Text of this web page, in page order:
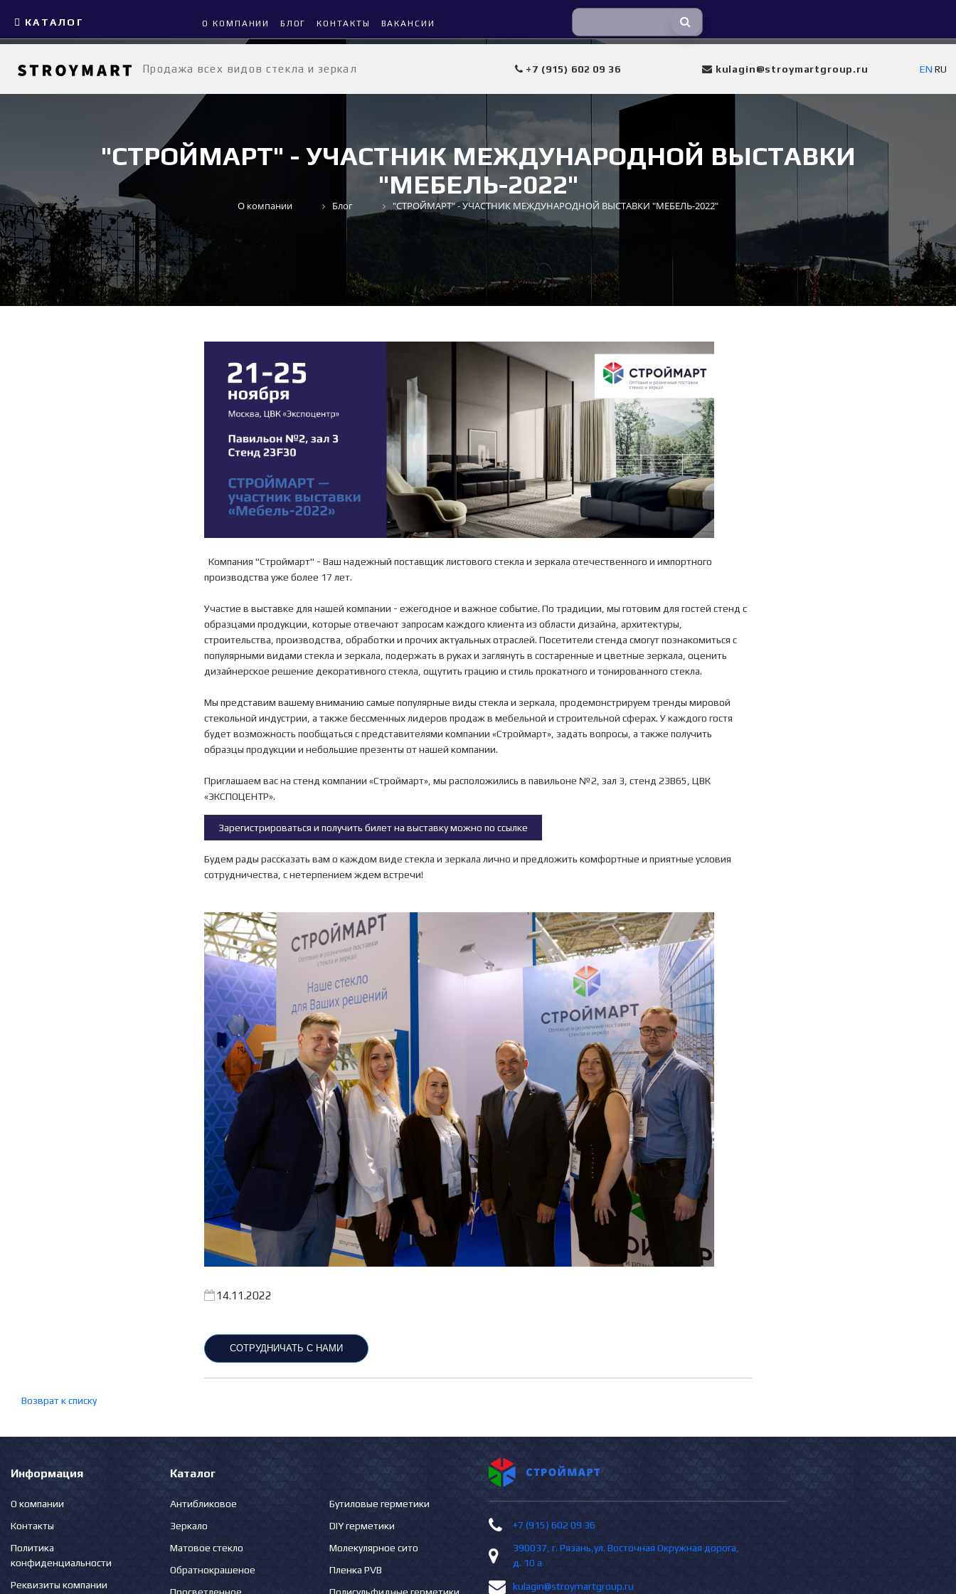
КАТАЛОГ О КОМПАНИИ БЛОГ КОНТАКТЫ ВАКАНСИИ
Продажа всех видов стекла и зеркал +7 (915) 602 09 36 kulagin@stroymartgroup.ru EN RU
"СТРОЙМАРТ" - УЧАСТНИК МЕЖДУНАРОДНОЙ ВЫСТАВКИ
"МЕБЕЛЬ-2022"
О компании Блог "СТРОЙМАРТ" - УЧАСТНИК МЕЖДУНАРОДНОЙ ВЫСТАВКИ "МЕБЕЛЬ-2022"
Компания "Строймарт" - Ваш надежный поставщик листового стекла и зеркала отечественного и импортного
производства уже более 17 лет.
Участие в выставке для нашей компании - ежегодное и важное событие. По традиции, мы готовим для гостей стенд с
образцами продукции, которые отвечают запросам каждого клиента из области дизайна, архитектуры,
строительства, производства, обработки и прочих актуальных отраслей. Посетители стенда смогут познакомиться с
популярными видами стекла и зеркала, подержать в руках и заглянуть в состаренные и цветные зеркала, оценить
дизайнерское решение декоративного стекла, ощутить грацию и стиль прокатного и тонированного стекла.
Мы представим вашему вниманию самые популярные виды стекла и зеркала, продемонстрируем тренды мировой
стекольной индустрии, а также бессменных лидеров продаж в мебельной и строительной сферах. У каждого гостя
будет возможность пообщаться с представителями компании «Строймарт», задать вопросы, а также получить
образцы продукции и небольшие презенты от нашей компании.
Приглашаем вас на стенд компании «Строймарт», мы расположились в павильоне №2, зал 3, стенд 23В65, ЦВК
«ЭКСПОЦЕНТР».
Зарегистрироваться и получить билет на выставку можно по ссылке
Будем рады рассказать вам о каждом виде стекла и зеркала лично и предложить комфортные и приятные условия
сотрудничества, с нетерпением ждем встречи!
14.11.2022
СОТРУДНИЧАТЬ С НАМИ
Возврат к списку
Информация
О компании
Контакты
Политика
конфиденциальности
Реквизиты компании
Каталог
Антибликовое
Зеркало
Матовое стекло
Обратнокрашеное
Бутиловые герметики
DIY герметики
Молекулярное сито
Пленка PVB
+7 (915) 602 09 36
390037, г. Рязань,ул. Восточная Окружная дорога,
д. 10 а
kulagin@stroymartgroup.ru